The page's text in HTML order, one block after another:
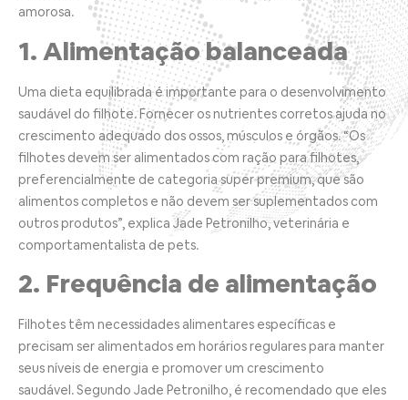
amorosa.
1. Alimentação balanceada
Uma dieta equilibrada é importante para o desenvolvimento
saudável do filhote. Fornecer os nutrientes corretos ajuda no
crescimento adequado dos ossos, músculos e órgãos. “Os
filhotes devem ser alimentados com ração para filhotes,
preferencialmente de categoria super premium, que são
alimentos completos e não devem ser suplementados com
outros produtos”, explica Jade Petronilho, veterinária e
comportamentalista de pets.
2. Frequência de alimentação
Filhotes têm necessidades alimentares específicas e
precisam ser alimentados em horários regulares para manter
seus níveis de energia e promover um crescimento
saudável. Segundo Jade Petronilho, é recomendado que eles